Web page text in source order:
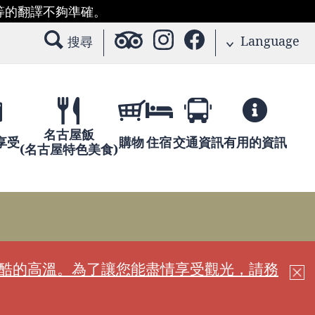
翻譯不夠準確。
搜尋
Language
受
名古屋飯
(名古屋特色美食)購物住宿交通資訊有用的資訊
的高溫。為了讓您能盡情享受觀光，請務